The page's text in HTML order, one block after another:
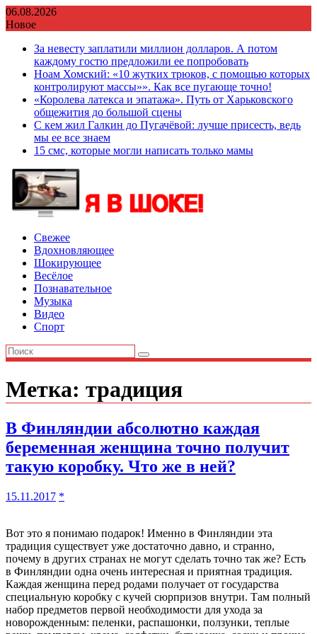
Перейти
к
06.08.2026
Новое
За невесту заплатили миллион долларов. А потом
каждому гостю предложили ее попробовать
Ноам Хомский: «10 жутких трюков, с помощью которых
контролируют массы»». Как все пугающе точно!
«Королева латекса и эпатажа». Путь от Харьковского
общежития до большой сцены
С кем жил Галкин до Пугачёвой: лучше присесть, ведь
мы ее все знаем
15 смс, которые могли написать только мамы
Свежее
Вдохновляющее
Шокирующее
Весёлое
Познавательное
Музыка
Видео
Спорт
Метка: традиция
В Финляндии абсолютно каждая
беременная женщина точно получит
такую коробку. Что же в ней?
15.11.2017 *
Вот это я понимаю подарок! Именно в Финляндии эта
традиция существует уже достаточно давно, и странно,
почему в других странах не могут сделать точно так же? Есть
в Финляндии одна очень интересная и приятная традиция.
Каждая женщина перед родами получает от государства
специальную коробку с кучей сюрпризов внутри. Там полный
набор предметов первой необходимости для ухода за
новорожденным: пеленки, распашонки, ползунки, теплые